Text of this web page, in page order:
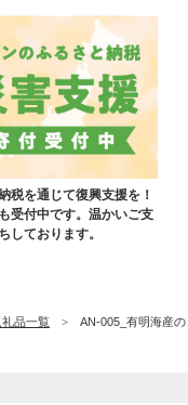
税を通じて復興支援を！
受付中です。温かいご支
しております。
礼品一覧 AN-005_有明海産